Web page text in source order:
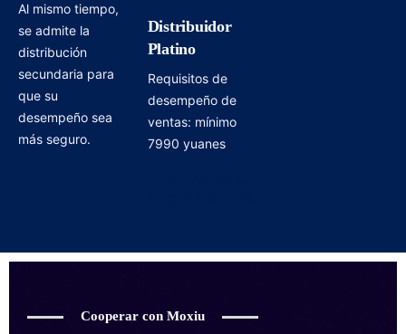
Al mismo tiempo,
se admite la
distribución
secundaria para
que su
desempeño sea
más seguro.
Distribuidor
Platino
Requisitos de
desempeño de
ventas: mínimo
7990 yuanes
Cooperar con Moxiu